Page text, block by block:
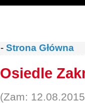
- Strona Główna
Osiedle
(Zam: